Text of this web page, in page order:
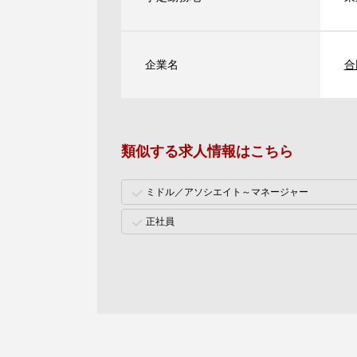
企業名
類似する求人情報はこちら
ミドル／アソシエイト～マネージャー
正社員